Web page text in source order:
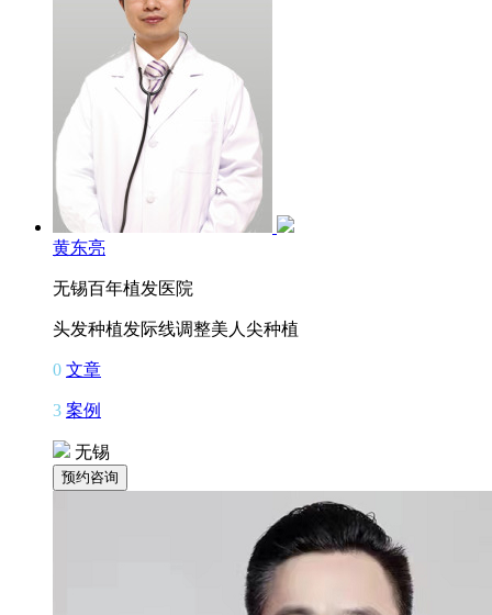
黄东亮
无锡百年植发医院
头发种植发际线调整美人尖种植
0 文章
3 案例
无锡